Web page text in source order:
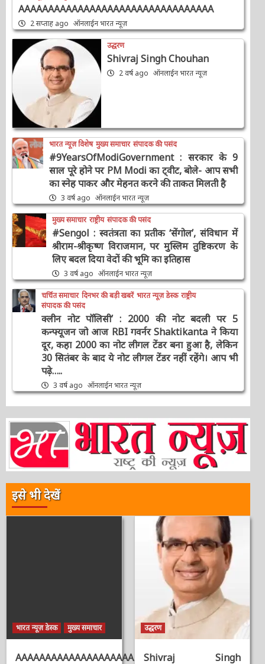
AAAAAAAAAAAAAAAAAAAAAAAAAAAAAAAAA
2 सप्ताह ago ऑनलाईन भारत न्यूज़
उद्धरण
Shivraj Singh Chouhan
2 वर्ष ago ऑनलाईन भारत न्यूज़
भारत न्यूज़ विशेष मुख्य समाचार संपादक की पसंद
#9YearsOfModiGovernment : सरकार के 9
साल पूरे होने पर PM Modi का ट्वीट, बोले- आप सभी
का स्नेह पाकर और मेहनत करने की ताकत मिलती है
3 वर्ष ago ऑनलाईन भारत न्यूज़
मुख्य समाचार राष्ट्रीय संपादक की पसंद
#Sengol : स्वतंत्रता का प्रतीक ‘सेंगोल’, संविधान में
श्रीराम-श्रीकृष्ण विराजमान, पर मुस्लिम तुष्टिकरण के
लिए बदल दिया वेदों की भूमि का इतिहास
3 वर्ष ago ऑनलाईन भारत न्यूज़
चर्चित समाचार दिनभर की बड़ी खबरें भारत न्यूज़ डेस्क राष्ट्रीय
संपादक की पसंद
क्लीन नोट पॉलिसी’ : 2000 की नोट बदली पर 5
कन्फ्यूजन जो आज RBI गवर्नर Shaktikanta ने किया
दूर, कहा 2000 का नोट लीगल टेंडर बना हुआ है, लेकिन
30 सितंबर के बाद ये नोट लीगल टेंडर नहीं रहेंगे। आप भी
पढ़े…..
3 वर्ष ago ऑनलाईन भारत न्यूज़
इसे भी देखें
भारत न्यूज़ डेस्क मुख्य समाचार
AAAAAAAAAAAAAAAAAAAAAAAAAAAAAAAAA
उद्धरण
Shivraj Singh